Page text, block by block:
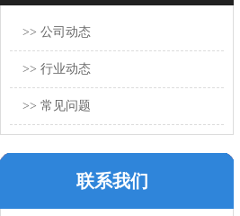
>> 公司动态
>> 行业动态
>> 常见问题
联系我们